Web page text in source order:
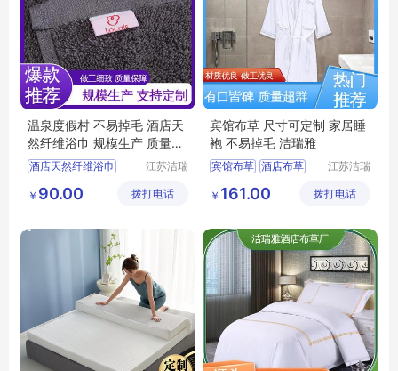
温泉度假村 不易掉毛 酒店天
然纤维浴巾 规模生产 质量保
障 洁瑞雅
酒店天然纤维浴巾
客房布草 酒店布草
江苏洁瑞
有限公司
￥ 90.00 拨打电话
宾馆布草 尺寸可定制 家居睡
袍 不易掉毛 洁瑞雅
宾馆布草 酒店布草
宾馆睡袍 酒店睡袍
江苏洁瑞
有限公司
￥ 161.00 拨打电话